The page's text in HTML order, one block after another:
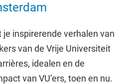
inspirerende verhalen van
van de Vrije Universiteit
idealen en de
van VU’ers, toen en nu.